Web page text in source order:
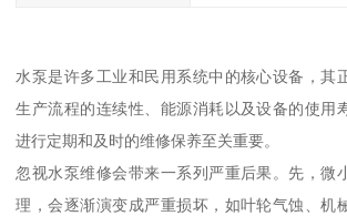
水泵是许多工业和民用系统中的核心设备，其
生产流程的连续性、能源消耗以及设备的使用
进行定期和及时的维修保养至关重要。
忽视水泵维修会带来一系列严重后果。先，微
理，会逐渐演变成严重损坏，如叶轮气蚀、机